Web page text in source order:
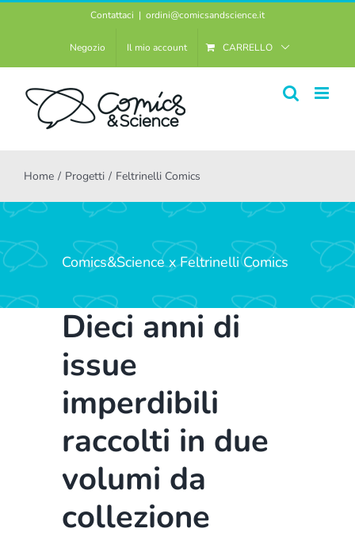
contenuto
Contattaci | ordini@comicsandscience.it
Negozio Il mio account CARRELLO
Home Progetti Feltrinelli Comics
Comics&Science x Feltrinelli Comics
Dieci anni di
issue
imperdibili
raccolti in due
volumi da
collezione